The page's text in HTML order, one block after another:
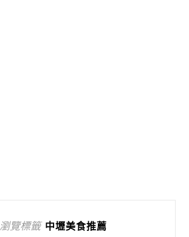
瀏覽標籤 中壢美食推薦